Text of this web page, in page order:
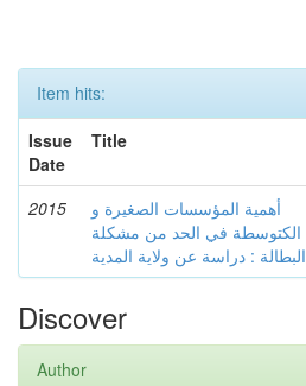
Item hits:
Issue
Date
Title
2015
أهمية المؤسسات الصغيرة و
الكتوسطة في الحد من مشكلة
البطالة : دراسة عن ولاية المدية
Discover
Author